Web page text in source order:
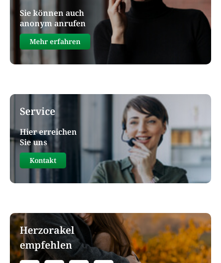
Sie können auch
anonym anrufen
Mehr erfahren
Service
Hier erreichen
Sie uns
Kontakt
Herzorakel
empfehlen